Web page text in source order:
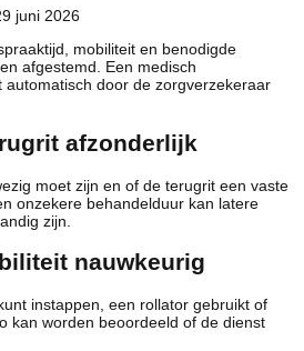
juni 2026
mobiliteit en benodigde
afgestemd. Een medisch
automatisch door de zorgverzekeraar
afzonderlijk
moet zijn en of de terugrit een vaste
onzekere behandelduur kan latere
zijn.
nauwkeurig
instappen, een rollator gebruikt of
kan worden beoordeeld of de dienst